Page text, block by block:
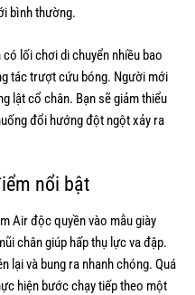
bình thường.
lối chơi di chuyển nhiều bao
tác trượt cứu bóng. Người mới
lật cổ chân. Bạn sẽ giảm thiểu
đổi hướng đột ngột xảy ra
nổi bật
Air độc quyền vào mẫu giày
chân giúp hấp thụ lực va đập.
lại và bung ra nhanh chóng. Quá
hiện bước chạy tiếp theo một